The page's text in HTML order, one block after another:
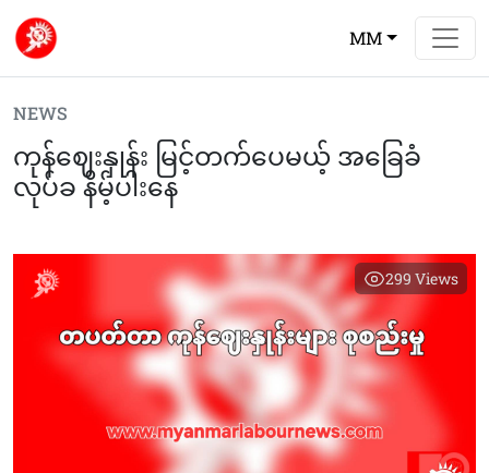
MM
NEWS
ကုန်ဈေးနှုန်း မြင့်တက်ပေမယ့် အခြေခံ
လုပ်ခ နိမ့်ပါးနေ
299 Views